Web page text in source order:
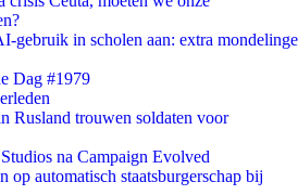
gebruik in scholen aan: extra mondelinge
Dag #1979
Rusland trouwen soldaten voor
na Campaign Evolved
op automatisch staatsburgerschap bij